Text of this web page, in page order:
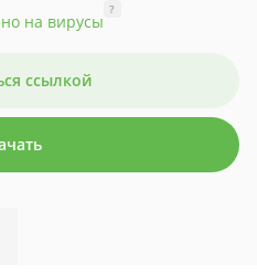
на вирусы
?
ссылкой